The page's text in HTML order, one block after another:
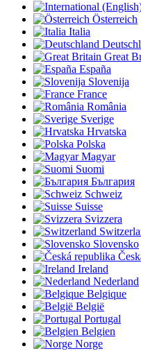
Österreich
Italia
Great
España
Slovenija
France
România
Sverige
Hrvatska
Polska
Magyar
Suomi
България
Schweiz
Suisse
Svizzera
Slovensko
Ireland
Nederland
Belgique
België
Portugal
Belgien
Norge